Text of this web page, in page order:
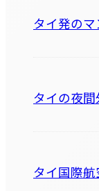
タイ発の
タイの夜
タイ国際